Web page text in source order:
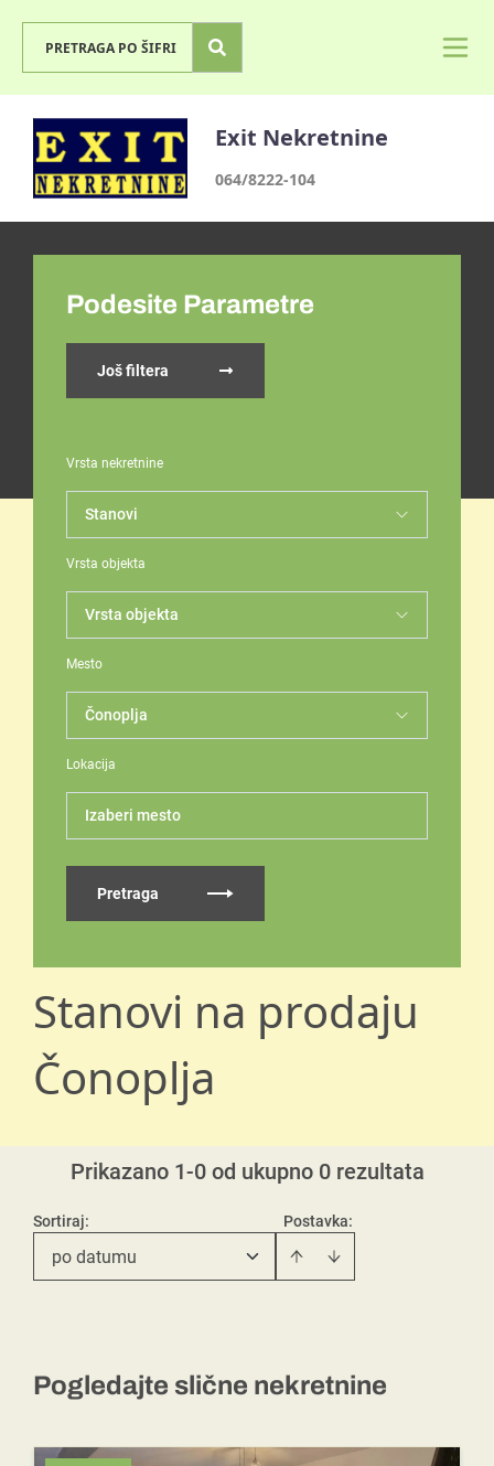
Exit Nekretnine
064/8222-104
Podesite Parametre
Još filtera
Vrsta nekretnine
Vrsta objekta
Mesto
Lokacija
Izaberi mesto
Pretraga
Stanovi na prodaju
Čonoplja
Prikazano 1-0 od ukupno 0 rezultata
Postavka:
Sortiraj:
po datumu
Pogledajte slične nekretnine